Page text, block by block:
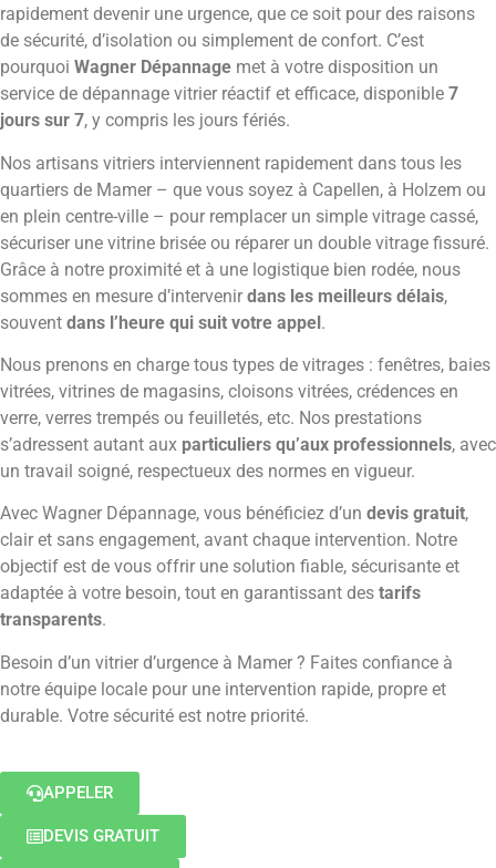
rapidement devenir une urgence, que ce soit pour des raisons
de sécurité, d’isolation ou simplement de confort. C’est
pourquoi Wagner Dépannage met à votre disposition un
service de dépannage vitrier réactif et efficace, disponible 7
jours sur 7, y compris les jours fériés.
Nos artisans vitriers interviennent rapidement dans tous les
quartiers de Mamer – que vous soyez à Capellen, à Holzem ou
en plein centre-ville – pour remplacer un simple vitrage cassé,
sécuriser une vitrine brisée ou réparer un double vitrage fissuré.
Grâce à notre proximité et à une logistique bien rodée, nous
sommes en mesure d’intervenir dans les meilleurs délais,
souvent dans l’heure qui suit votre appel.
Nous prenons en charge tous types de vitrages : fenêtres, baies
vitrées, vitrines de magasins, cloisons vitrées, crédences en
verre, verres trempés ou feuilletés, etc. Nos prestations
s’adressent autant aux particuliers qu’aux professionnels, avec
un travail soigné, respectueux des normes en vigueur.
Avec Wagner Dépannage, vous bénéficiez d’un devis gratuit,
clair et sans engagement, avant chaque intervention. Notre
objectif est de vous offrir une solution fiable, sécurisante et
adaptée à votre besoin, tout en garantissant des tarifs
transparents.
Besoin d’un vitrier d’urgence à Mamer ? Faites confiance à
notre équipe locale pour une intervention rapide, propre et
durable. Votre sécurité est notre priorité.
APPELER
DEVIS GRATUIT